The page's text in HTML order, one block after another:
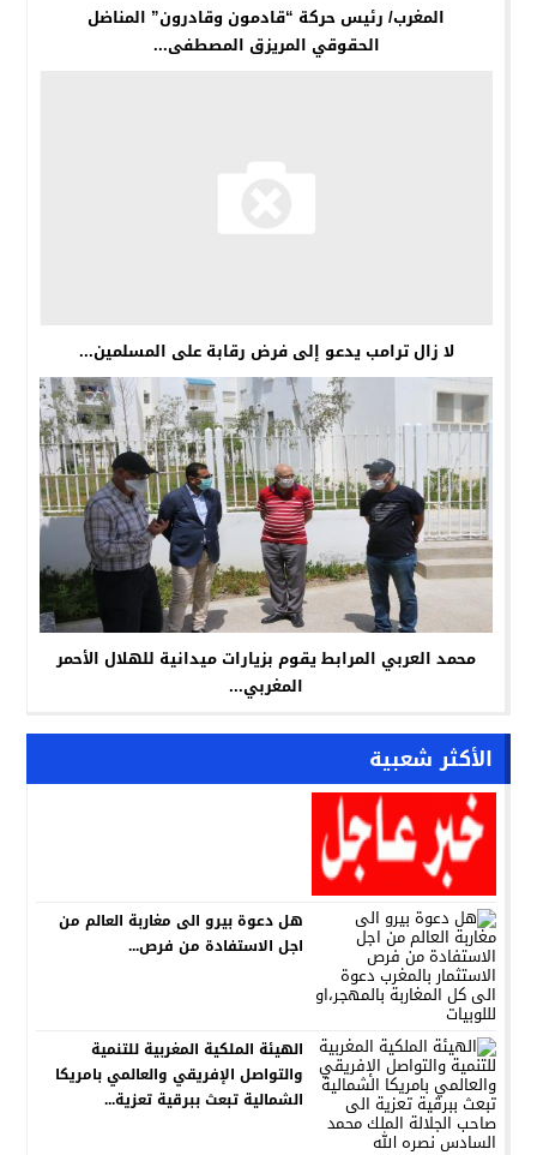
المغرب/ رئيس حركة “قادمون وقادرون” المناضل
الحقوقي المريزق المصطفى...
لا زال ترامب يدعو إلى فرض رقابة على المسلمين...
محمد العربي المرابط يقوم بزيارات ميدانية للهلال الأحمر
المغربي...
الأكثر شعبية
هل دعوة بيرو الى مغاربة العالم من
اجل الاستفادة من فرص...
الهيئة الملكية المغربية للتنمية
والتواصل الإفريقي والعالمي بامريكا
الشمالية تبعث ببرقية تعزية...